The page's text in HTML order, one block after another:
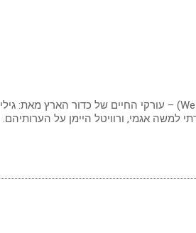
בתי גידול לחים (Wetlands) – עורקי החיים של כדור הארץ מאת: גילי